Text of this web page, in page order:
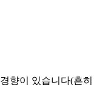
경향이 있습니다(흔